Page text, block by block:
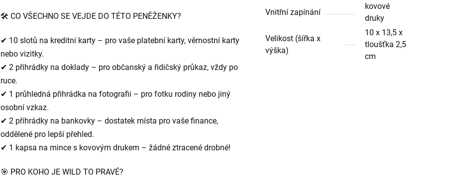
🛠️ CO VŠECHNO SE VEJDE DO TÉTO PENĚŽENKY?
✔ 10 slotů na kreditní karty – pro vaše platební karty, věrnostní karty
nebo vizitky.
✔ 2 přihrádky na doklady – pro občanský a řidičský průkaz, vždy po
ruce.
✔ 1 průhledná přihrádka na fotografii – pro fotku rodiny nebo jiný
osobní vzkaz.
✔ 2 přihrádky na bankovky – dostatek místa pro vaše finance,
oddělené pro lepší přehled.
✔ 1 kapsa na mince s kovovým drukem – žádné ztracené drobné!
🎯 PRO KOHO JE WILD TO PRAVÉ?
Vnitřní zapínání
kovové
druky
Velikost (šířka x
výška)
10 x 13,5 x
tloušťka 2,5
cm